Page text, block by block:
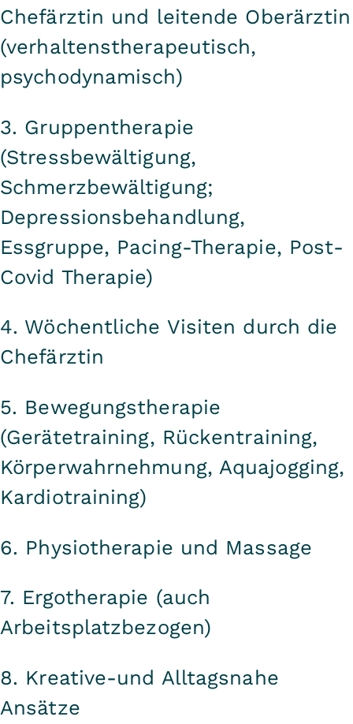
Chefärztin und leitende Oberärztin
(verhaltenstherapeutisch,
psychodynamisch)
3. Gruppentherapie
(Stressbewältigung,
Schmerzbewältigung;
Depressionsbehandlung,
Essgruppe, Pacing-Therapie, Post-
Covid Therapie)
4. Wöchentliche Visiten durch die
Chefärztin
5. Bewegungstherapie
(Gerätetraining, Rückentraining,
Körperwahrnehmung, Aquajogging,
Kardiotraining)
6. Physiotherapie und Massage
7. Ergotherapie (auch
Arbeitsplatzbezogen)
8. Kreative-und Alltagsnahe
Ansätze